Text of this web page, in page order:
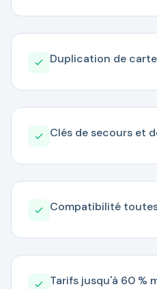
Duplication de
Clés de secours et
Compatibilité
Tarifs jusqu'à 60 %